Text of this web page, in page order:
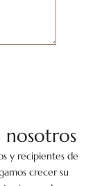
nosotros
y recipientes de
crecer su